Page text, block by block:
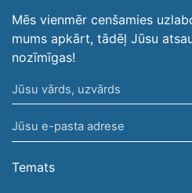
Mēs vienmēr cenšamies
mums apkārt, tādēļ Jūsu
nozīmīgas!
Jūsu
vārds,
uzvārds
Jūsu
e-
pasta
Temats